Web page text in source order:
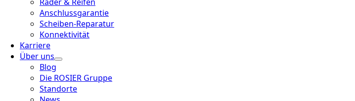
Anschlussgarantie
Scheiben-Reparatur
Konnektivität
Karriere
Über uns
Blog
Die ROSIER Gruppe
Standorte